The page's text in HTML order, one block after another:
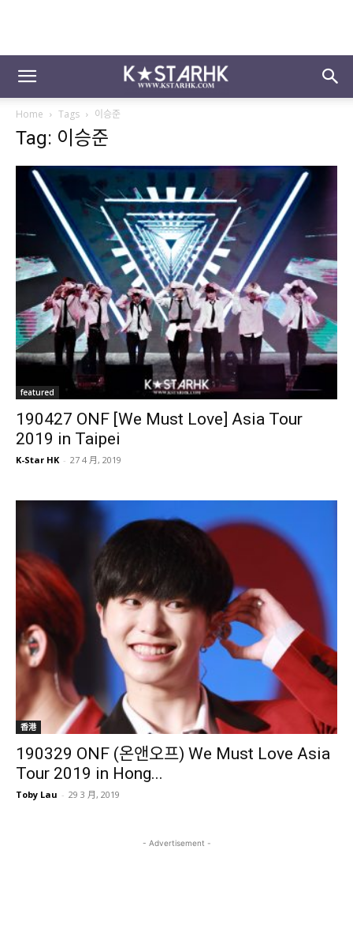
Home Tags 이승준
Tag: 이승준
featured
190427 ONF [We Must Love] Asia Tour
2019 in Taipei
K-Star HK - 27 4 月, 2019
香港
190329 ONF (온앤오프) We Must Love Asia
Tour 2019 in Hong...
Toby Lau - 29 3 月, 2019
- Advertisement -